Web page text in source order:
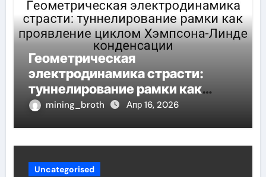
Геометрическая
электродинамика страсти:
туннелирование рамки как
проявление циклом Хэмпсона-
mining_broth Апр 16, 2026
Uncategorised